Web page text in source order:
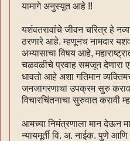
यामागे अनुस्यूत आहे !!
यशंवतरावांचे जीवन चरित्र हे
ठरणारे आहे. म्हणूनच नामदार
अभ्यासाचा विषय आहे,
चळवळीचे प्रवाह समजून देणारा
धावतो आहे अशा गतिमान
जनजागरणाचा उपक्रम सुरु
विचारचिंतनाचा सुरुवात करावी
आमच्या निमंत्रणाला मान देऊन
न्यायमूर्ती वि. अ. नाईक. पुणे